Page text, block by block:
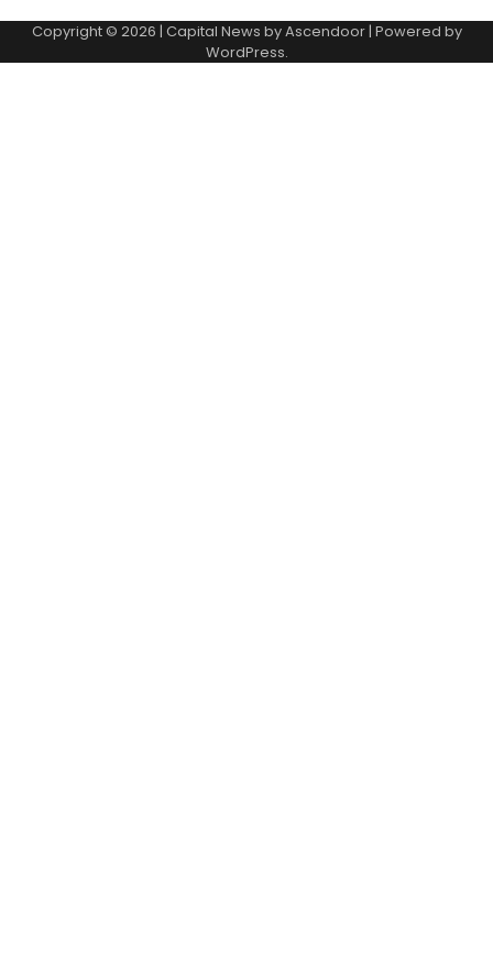
Copyright © 2026 | Capital News byAscendoor| Powered by
WordPress.